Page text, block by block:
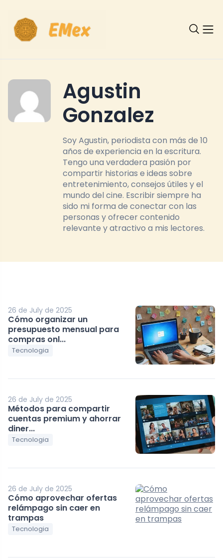
Agustin
Gonzalez
Soy Agustin, periodista con más de 10
años de experiencia en la escritura.
Tengo una verdadera pasión por
compartir historias e ideas sobre
entretenimiento, consejos útiles y el
mundo del cine. Escribir siempre ha
sido mi forma de conectar con las
personas y ofrecer contenido
relevante y atractivo a mis lectores.
26 de July de 2025
Cómo organizar un
presupuesto mensual para
compras onl...
Tecnologia
26 de July de 2025
Métodos para compartir
cuentas premium y ahorrar
diner...
Tecnologia
26 de July de 2025
Cómo aprovechar ofertas
relámpago sin caer en
trampas
Tecnologia